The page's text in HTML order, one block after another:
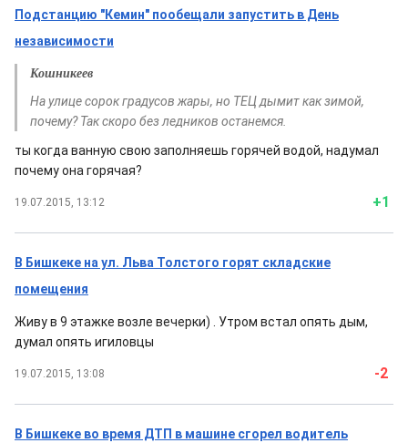
Подстанцию "Кемин" пообещали запустить в День
независимости
Кошникеев
На улице сорок градусов жары, но ТЕЦ дымит как зимой,
почему? Так скоро без ледников останемся.
ты когда ванную свою заполняешь горячей водой, надумал
почему она горячая?
19.07.2015, 13:12 +1
В Бишкеке на ул. Льва Толстого горят складские
помещения
Живу в 9 этажке возле вечерки) . Утром встал опять дым,
думал опять игиловцы
19.07.2015, 13:08 -2
В Бишкеке во время ДТП в машине сгорел водитель